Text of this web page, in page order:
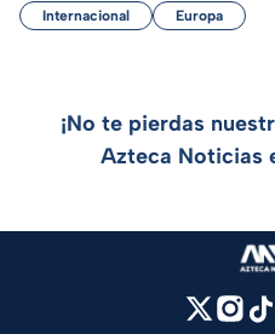
Internacional Europa
¡No te pierdas
Azteca Noticias